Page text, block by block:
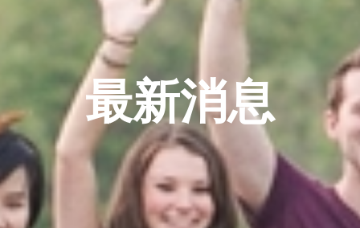
大
際
事
務
處
最新消息